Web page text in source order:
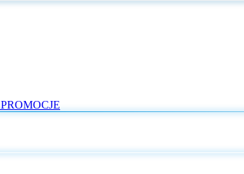
PROMOCJE